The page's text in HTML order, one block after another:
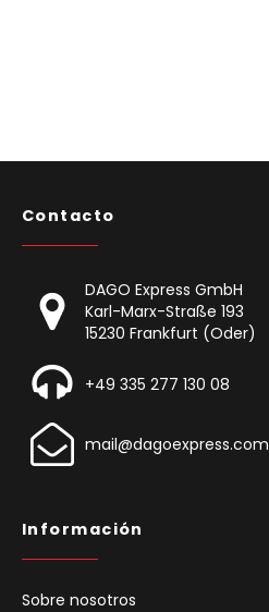
Contacto
DAGO Express GmbH
Karl-Marx-Straße 193
15230 Frankfurt (Oder)
+49 335 277 130 08
mail@dagoexpress.com
Información
Sobre nosotros